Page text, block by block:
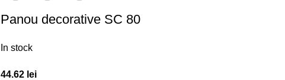
Panou decorative SC 80
In stock
44.62 lei